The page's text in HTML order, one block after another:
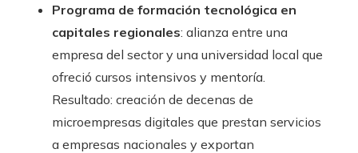
Programa de formación tecnológica en
capitales regionales: alianza entre una
empresa del sector y una universidad local que
ofreció cursos intensivos y mentoría.
Resultado: creación de decenas de
microempresas digitales que prestan servicios
a empresas nacionales y exportan